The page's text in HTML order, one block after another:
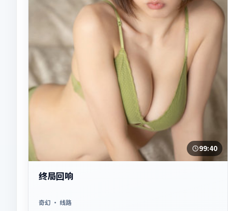
99:40
终局回响
奇幻 · 线路